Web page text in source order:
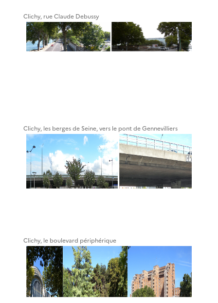
Clichy, rue Claude Debussy
Clichy, les berges de Seine, vers le pont de Gennevilliers
Clichy, le boulevard périphérique